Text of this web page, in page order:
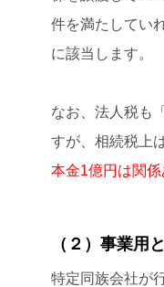
件を満たしてい
に該当します。
なお、法人税も
すが、相続税上
本金1億円は関
（２）事業用
特定同族会社が